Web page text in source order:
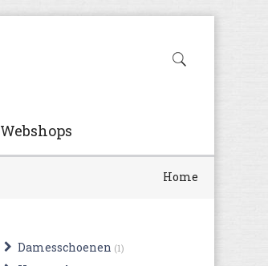
Webshops
Home
Damesschoenen (1)